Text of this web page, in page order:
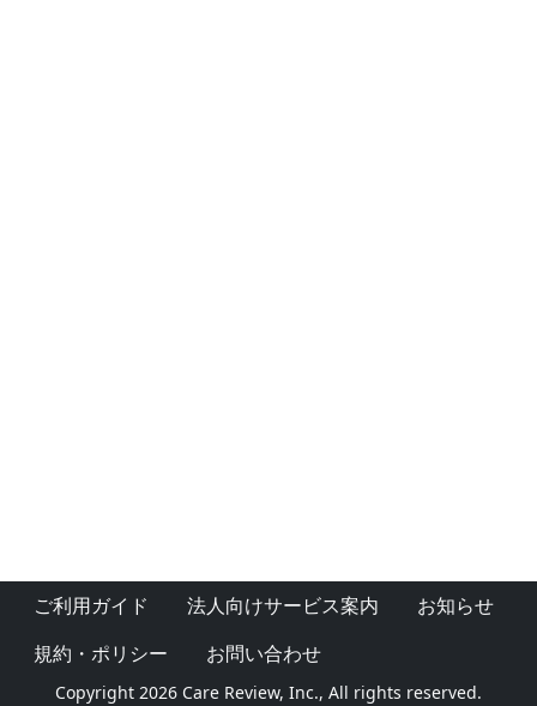
ご利用ガイド 法人向けサービス案内
お知らせ
規約・ポリシー
お問い合わせ
Copyright 2026 Care Review, Inc., All rights reserved.